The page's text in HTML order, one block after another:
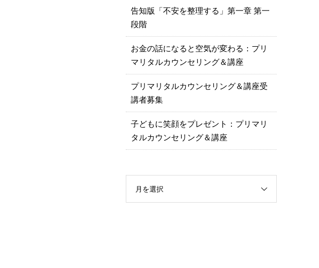
告知版「不安を整理する」第一章 第一
段階
お金の話になると空気が変わる：プリ
マリタルカウンセリング＆講座
プリマリタルカウンセリング＆講座受
講者募集
子どもに笑顔をプレゼント：プリマリ
タルカウンセリング＆講座
月を選択